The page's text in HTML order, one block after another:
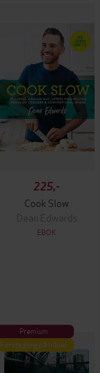
225,-
Cook Slow
Dean Edwards
EBOK
Premium
Første gang på tilbud